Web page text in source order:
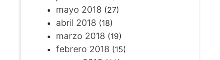
mayo 2018 (27)
abril 2018 (18)
marzo 2018 (19)
febrero 2018 (15)